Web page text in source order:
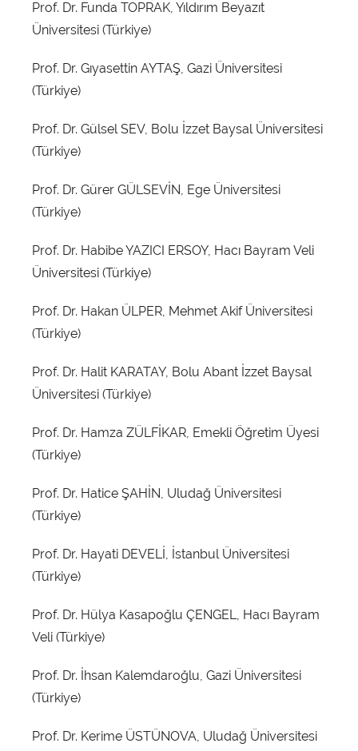
Prof. Dr. Funda TOPRAK, Yıldırım Beyazıt
Üniversitesi (Türkiye)
Prof. Dr. Gıyasettin AYTAŞ, Gazi Üniversitesi
(Türkiye)
Prof. Dr. Gülsel SEV, Bolu İzzet Baysal Üniversitesi
(Türkiye)
Prof. Dr. Gürer GÜLSEVİN, Ege Üniversitesi
(Türkiye)
Prof. Dr. Habibe YAZICI ERSOY, Hacı Bayram Veli
Üniversitesi (Türkiye)
Prof. Dr. Hakan ÜLPER, Mehmet Akif Üniversitesi
(Türkiye)
Prof. Dr. Halit KARATAY, Bolu Abant İzzet Baysal
Üniversitesi (Türkiye)
Prof. Dr. Hamza ZÜLFİKAR, Emekli Öğretim Üyesi
(Türkiye)
Prof. Dr. Hatice ŞAHİN, Uludağ Üniversitesi
(Türkiye)
Prof. Dr. Hayati DEVELİ, İstanbul Üniversitesi
(Türkiye)
Prof. Dr. Hülya Kasapoğlu ÇENGEL, Hacı Bayram
Veli (Türkiye)
Prof. Dr. İhsan Kalemdaroğlu, Gazi Üniversitesi
(Türkiye)
Prof. Dr. Kerime ÜSTÜNOVA, Uludağ Üniversitesi